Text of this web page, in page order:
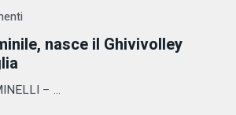
nasce il Ghivivolley
– ...